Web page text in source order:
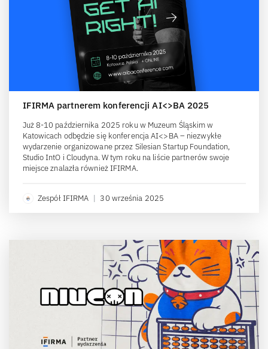
IFIRMA partnerem konferencji AI<>BA 2025
Już 8-10 października 2025 roku w Muzeum Śląskim w
Katowicach odbędzie się konferencja AI<>BA – niezwykłe
wydarzenie organizowane przez Silesian Startup Foundation,
Studio IntO i Cloudyna. W tym roku na liście partnerów swoje
miejsce znalazła również IFIRMA.
Zespół IFIRMA | 30 września 2025